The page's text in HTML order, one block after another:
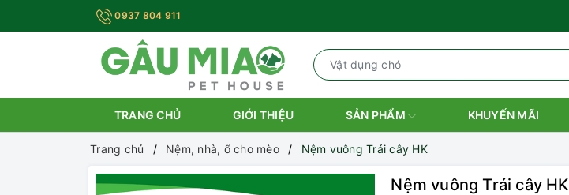
0937 804 911
TRANG CHỦ GIỚI THIỆU SẢN PHẨM KHUYẾN MÃI
Trang chủ Nệm, nhà, ổ cho mèo Nệm vuông Trái cây HK
Nệm vuông Trái cây HK